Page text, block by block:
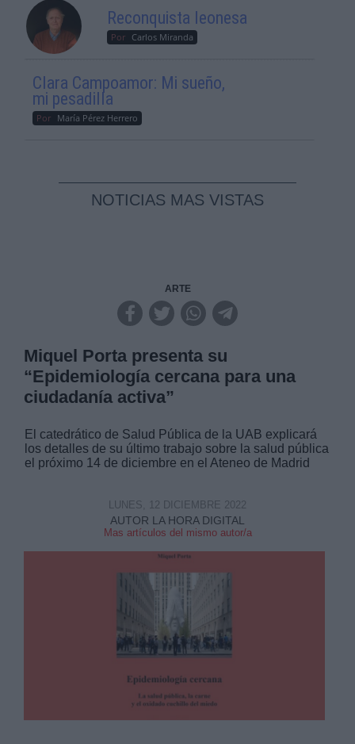
Reconquista leonesa
Por Carlos Miranda
Clara Campoamor: Mi sueño,
mi pesadilla
Por María Pérez Herrero
NOTICIAS MAS VISTAS
ARTE
Miquel Porta presenta su
“Epidemiología cercana para una
ciudadanía activa”
El catedrático de Salud Pública de la UAB explicará
los detalles de su último trabajo sobre la salud pública
el próximo 14 de diciembre en el Ateneo de Madrid
AUTOR LA HORA DIGITAL
Mas artículos del mismo autor/a
LUNES, 12 DICIEMBRE 2022